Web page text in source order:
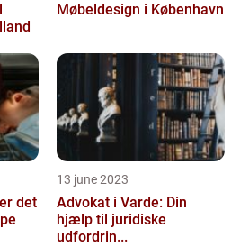
Møbeldesign i København
det
13 june 2023
Advokat i Varde: Din
hjælp til juridiske
udfordrin...